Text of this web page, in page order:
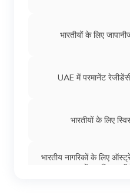
भारतीयों के लिए
UAE में परमानेंट
भारतीयों के लिए
भारतीय नागरिकों के लिए
प्राप्त करें? प्रक्रिया